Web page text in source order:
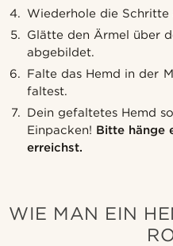
Wiederhole die Schritte
Glätte den Ärmel über
abgebildet.
Falte das Hemd in der
faltest.
Dein gefaltetes Hemd
Einpacken! Bitte hänge
erreichst.
WIE MAN EIN